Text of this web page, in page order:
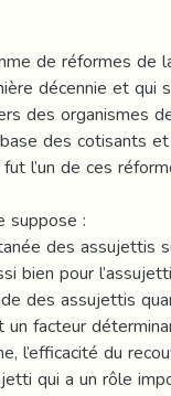
de réformes de
décennie et qui
des organismes
des cotisants
l’un de ces
suppose :
des assujettis
bien pour
des assujettis
facteur
l’efficacité du
qui a un rôle